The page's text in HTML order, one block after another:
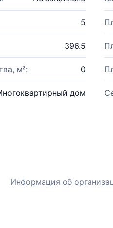
5
396.5
м²: 0
дом
Информация об